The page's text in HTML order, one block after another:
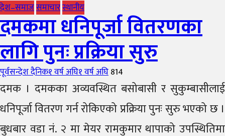
देश–समाजसमाचारस्थानीय
दमकमा धनिपूर्जा वितरणका
लागि पुनः प्रक्रिया सुरु
Author
पूर्वसन्देश दैनिकPosted
on
१ वर्ष अघि१ वर्ष अघि814
दमक । दमकका अव्यवस्थित बसोबासी र सुकुम्बासीलाई
धनिपूर्जा वितरण गर्न रोकिएको प्रक्रिया पुनः सुरु भएको छ ।
बुधबार वडा नं. २ मा मेयर रामकुमार थापाको उपस्थितिमा